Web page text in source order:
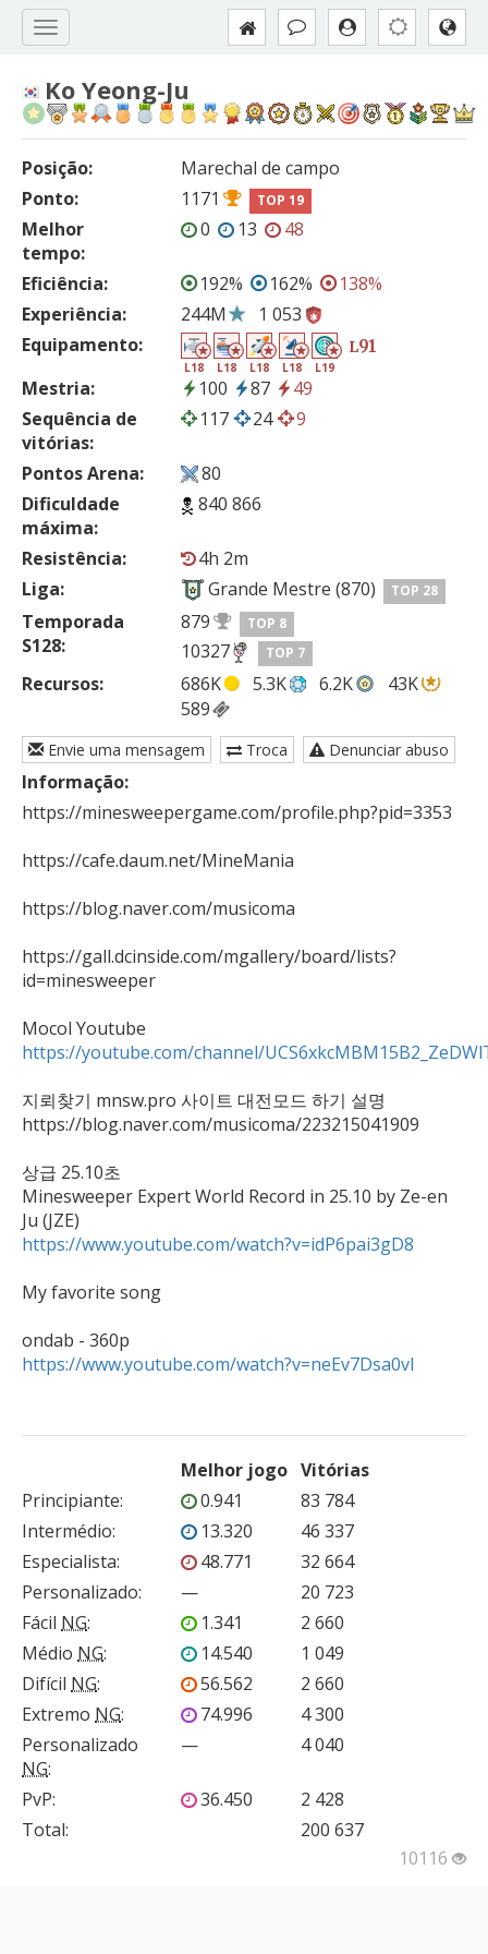
Ko Yeong-Ju
Posição:
Marechal de campo
Ponto:
1171 TOP 19
Melhor
tempo:
0 13 48
Eficiência: 192% 162%
138%
Experiência:
244M
1 053
Equipamento:
L18 L18 L18 L18 L19
L91
Mestria: 100 87
49
Sequência de
vitórias:
117 24 9
Pontos Arena:
80
Dificuldade
máxima:
840 866
Resistência:
4h 2m
Liga:
Grande Mestre (870) TOP 28
Temporada
S128:
879 TOP 8
10327 TOP 7
Recursos: 686K 5.3K 6.2K
43K
589
Envie uma mensagem Troca Denunciar abuso
Informação:
https://minesweepergame.com/profile.php?pid=3353
https://cafe.daum.net/MineMania
https://blog.naver.com/musicoma
https://gall.dcinside.com/mgallery/board/lists?
id=minesweeper
https://youtube.com/channel/
지뢰찾기 mnsw.pro 사이트 대전모드 하기 설명
https://blog.naver.com/musicoma/223215041909
상급 25.10초
Minesweeper Expert World Record in 25.10 by Ze-en
https://www.youtube.com/watch?v=idP6pai3gD8
My favorite song
https://www.youtube.com/watch?v=neEv7Dsa0vI
Melhor jogo Vitórias
Principiante: 0.941
83 784
Intermédio: 13.320
46 337
Especialista: 48.771
32 664
Personalizado: —
20 723
Fácil NG: 1.341
2 660
Médio NG: 14.540
1 049
Difícil NG: 56.562
2 660
Extremo NG: 74.996
4 300
Personalizado
NG:
— 4 040
PvP: 36.450
2 428
Total:
200 637
10116